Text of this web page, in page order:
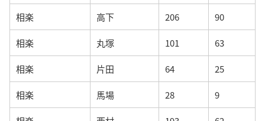
相楽 高下 206 90
相楽 丸塚 101 63
相楽 片田 64 25
相楽 馬場 28 9